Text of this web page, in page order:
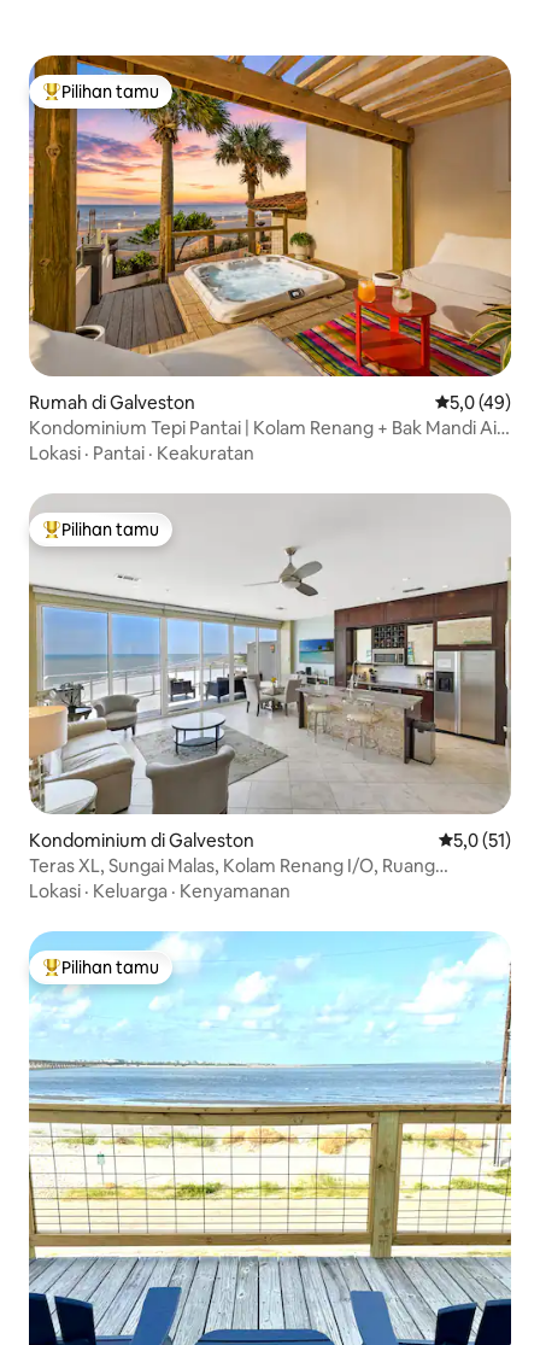
Pilihan tamu terpopuler
Pilihan tamu
Rumah di Galveston Nilai rata-
5,0 (49)
Kondominium Tepi Pantai | Kolam Renang + Bak Mandi Air
Panas | Pemandangan
Lokasi · Pantai · Keakuratan
Pilihan tamu terpopuler
Pilihan tamu
Kondominium di Galveston Nilai rata-
5,0 (51)
Teras XL, Sungai Malas, Kolam Renang I/O, Ruang
Permainan, Spa
Lokasi · Keluarga · Kenyamanan
Pilihan tamu terpopuler
Pilihan tamu